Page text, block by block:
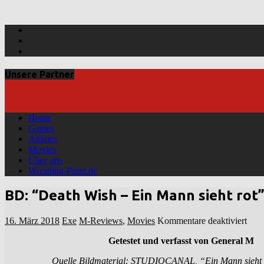
Unsere Partner
Home
Games
Animes
Movies
Über uns
Wrestling-Point.de
BD: “Death Wish – Ein Mann sieht rot”
16. März 2018 Exe M-Reviews, Movies Kommentare deaktiviertfür
Getestet und verfasst von General M
Quelle Bildmaterial: STUDIOCANAL, “Ein Mann sieht